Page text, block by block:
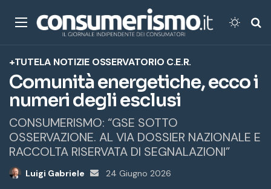
Menu
+TUTELA NOTIZIE OSSERVATORIO C.E.R.
Comunità energetiche, ecco i
numeri degli esclusi
CONSUMERISMO: “GSE SOTTO
OSSERVAZIONE. AL VIA DOSSIER NAZIONALE E
RACCOLTA RISERVATA DI SEGNALAZIONI”
Luigi Gabriele
Invia
24 Giugno 2026